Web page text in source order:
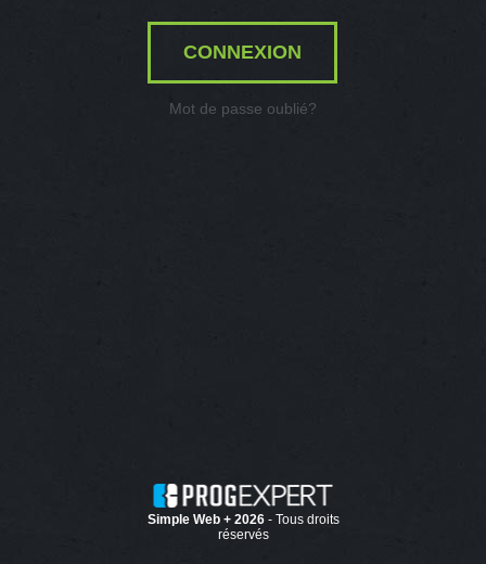
CONNEXION
Mot de passe oublié?
Simple Web + 2026- Tous droits
réservés